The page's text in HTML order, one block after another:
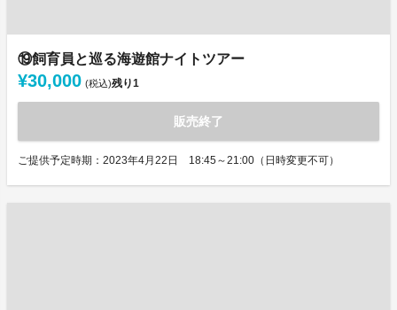
⑲飼育員と巡る海遊館ナイトツアー
¥30,000 (税込)残り1
販売終了
ご提供予定時期：2023年4月22日 18:45～21:00（日時変更不可）